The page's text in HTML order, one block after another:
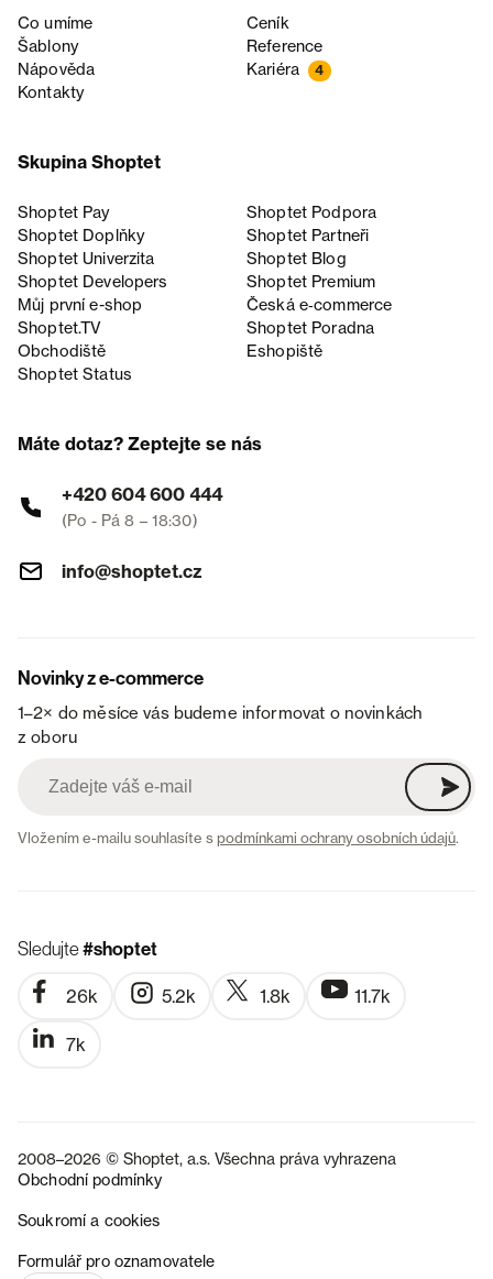
Co umíme
Ceník
Šablony
Reference
Nápověda
Kariéra 4
Kontakty
Skupina Shoptet
Shoptet Pay
Shoptet Podpora
Shoptet Doplňky
Shoptet Partneři
Shoptet Univerzita
Shoptet Blog
Shoptet Developers
Shoptet Premium
Můj první e-shop
Česká e‑commerce
Shoptet.TV
Shoptet Poradna
Obchodiště
Eshopiště
Shoptet Status
Máte dotaz? Zeptejte se nás
+420 604 600 444
(Po - Pá 8 – 18:30)
info@shoptet.cz
Novinky z e-commerce
1–2× do měsíce vás budeme informovat o novinkách
z oboru
Vložením e-mailu souhlasíte spodmínkami ochrany osobních údajů.
Sledujte#shoptet
26k 5.2k 1.8k 11.7k
7k
2008–2026 © Shoptet, a.s. Všechna práva vyhrazena
Obchodní podmínky
Soukromí a cookies
Formulář pro oznamovatele